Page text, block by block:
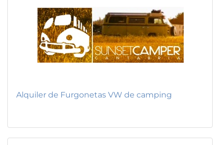
Alquiler de Furgonetas VW de camping